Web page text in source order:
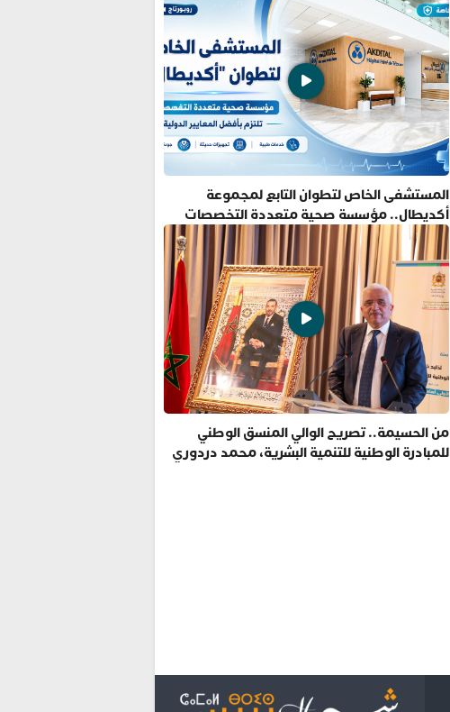
المستشفى الخاص لتطوان التابع لمجموعة
أكديطال.. مؤسسة صحية متعددة التخصصات
تلتزم بأفضل المعايير الدولية
من الحسيمة.. تصريح الوالي المنسق الوطني
للمبادرة الوطنية للتنمية البشرية، محمد دردوري